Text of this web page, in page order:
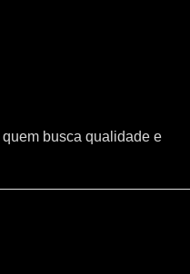
busca qualidade e